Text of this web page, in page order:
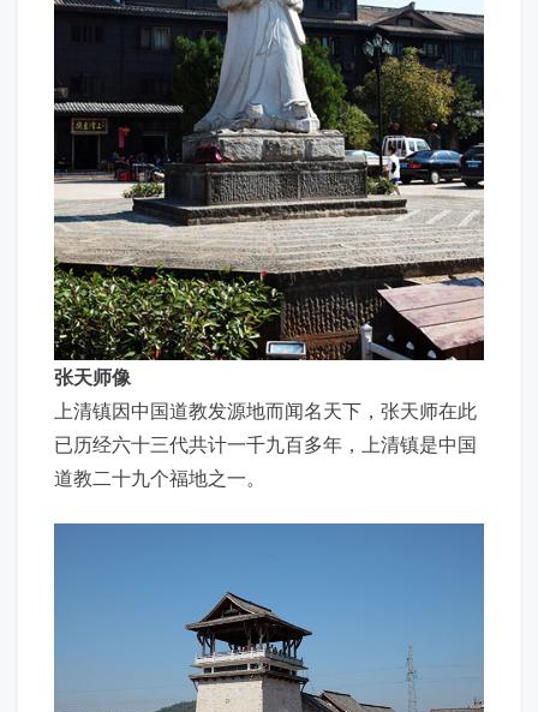
张天师像
上清镇因中国道教发源地而闻名天下，张天师在此
已历经六十三代共计一千九百多年，上清镇是中国
道教二十九个福地之一。